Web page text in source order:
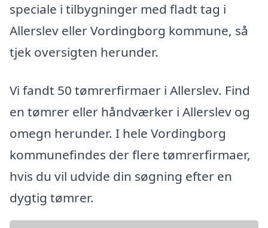
speciale i tilbygninger med fladt tag i
Allerslev eller Vordingborg kommune, så
tjek oversigten herunder.
Vi fandt 50 tømrerfirmaer i Allerslev. Find
en tømrer eller håndværker i Allerslev og
omegn herunder. I hele Vordingborg
kommunefindes der flere tømrerfirmaer,
hvis du vil udvide din søgning efter en
dygtig tømrer.